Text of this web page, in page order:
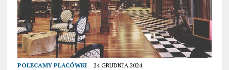
POLECAMY PLACÓWKI 24 GRUDNIA 2024